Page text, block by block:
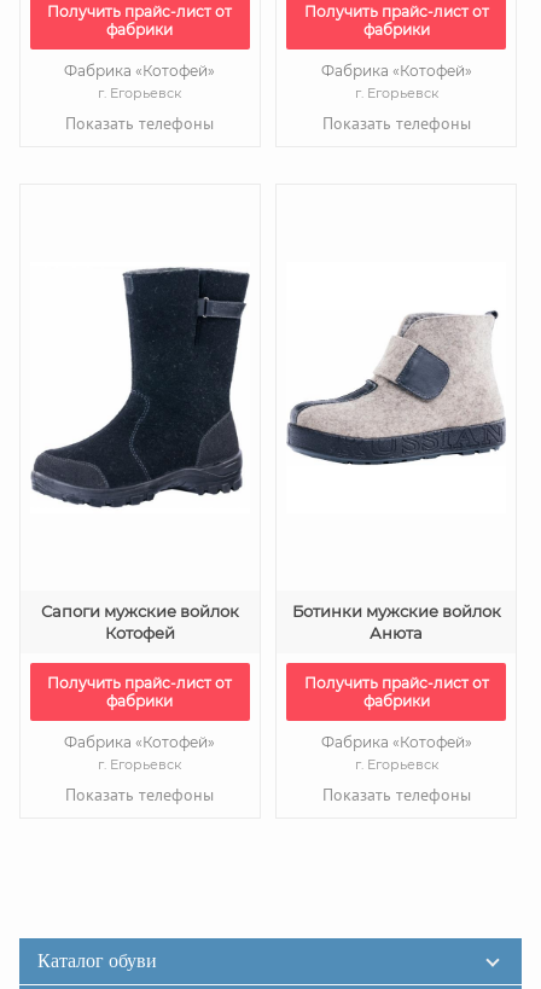
Получить прайс-лист от
фабрики
Фабрика «Котофей»
г. Егорьевск
Показать телефоны
Получить прайс-лист от
фабрики
Фабрика «Котофей»
г. Егорьевск
Показать телефоны
Сапоги мужские войлок
Котофей
Получить прайс-лист от
фабрики
Фабрика «Котофей»
г. Егорьевск
Показать телефоны
Ботинки мужские войлок
Анюта
Получить прайс-лист от
фабрики
Фабрика «Котофей»
г. Егорьевск
Показать телефоны
Каталог обуви